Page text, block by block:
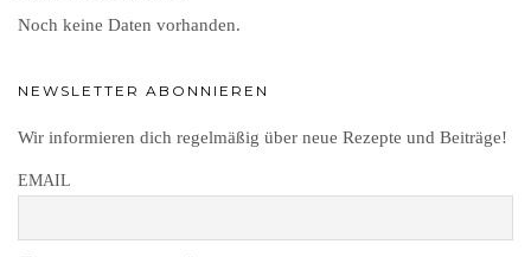
Noch keine Daten vorhanden.
NEWSLETTER ABONNIEREN
Wir informieren dich regelmäßig über neue Rezepte und Beiträge!
EMAIL